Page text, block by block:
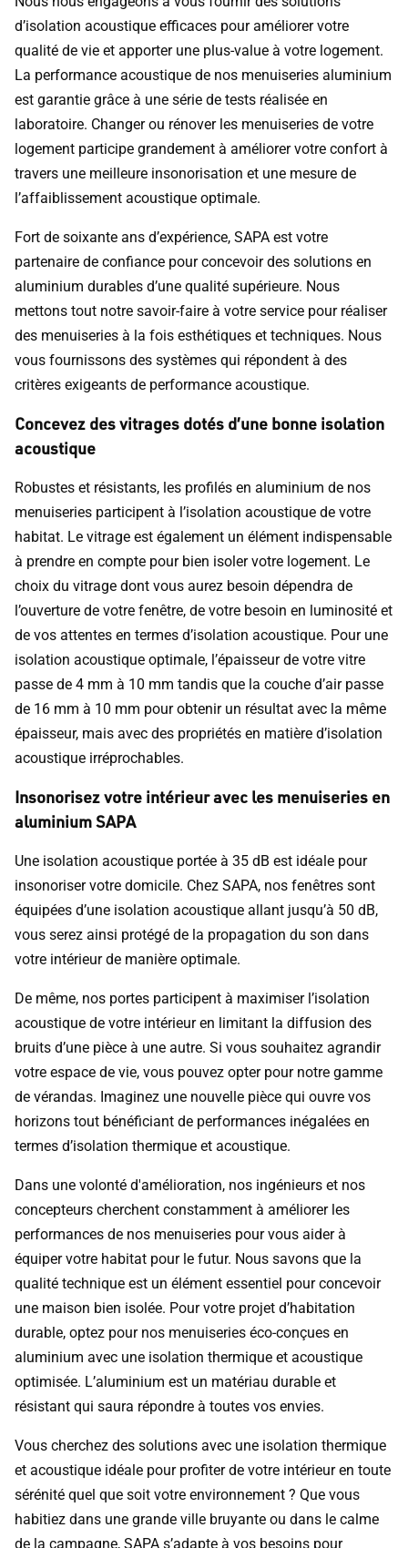
d’isolation acoustique efficaces pour améliorer votre
qualité de vie et apporter une plus-value à votre logement.
La performance acoustique de nos menuiseries aluminium
est garantie grâce à une série de tests réalisée en
laboratoire. Changer ou rénover les menuiseries de votre
logement participe grandement à améliorer votre confort à
travers une meilleure insonorisation et une mesure de
l’affaiblissement acoustique optimale.
Fort de soixante ans d’expérience, SAPA est votre
partenaire de confiance pour concevoir des solutions en
aluminium durables d’une qualité supérieure. Nous
mettons tout notre savoir-faire à votre service pour réaliser
des menuiseries à la fois esthétiques et techniques. Nous
vous fournissons des systèmes qui répondent à des
critères exigeants de performance acoustique.
Concevez des vitrages dotés d’une bonne isolation
acoustique
Robustes et résistants, les profilés en aluminium de nos
menuiseries participent à l’isolation acoustique de votre
habitat. Le vitrage est également un élément indispensable
à prendre en compte pour bien isoler votre logement. Le
choix du vitrage dont vous aurez besoin dépendra de
l’ouverture de votre fenêtre, de votre besoin en luminosité et
de vos attentes en termes d’isolation acoustique. Pour une
isolation acoustique optimale, l’épaisseur de votre vitre
passe de 4 mm à 10 mm tandis que la couche d’air passe
de 16 mm à 10 mm pour obtenir un résultat avec la même
épaisseur, mais avec des propriétés en matière d’isolation
acoustique irréprochables.
Insonorisez votre intérieur avec les menuiseries en
aluminium SAPA
Une isolation acoustique portée à 35 dB est idéale pour
insonoriser votre domicile. Chez SAPA, nos fenêtres sont
équipées d’une isolation acoustique allant jusqu’à 50 dB,
vous serez ainsi protégé de la propagation du son dans
votre intérieur de manière optimale.
De même, nos portes participent à maximiser l’isolation
acoustique de votre intérieur en limitant la diffusion des
bruits d’une pièce à une autre. Si vous souhaitez agrandir
votre espace de vie, vous pouvez opter pour notre gamme
de vérandas. Imaginez une nouvelle pièce qui ouvre vos
horizons tout bénéficiant de performances inégalées en
termes d’isolation thermique et acoustique.
Dans une volonté d'amélioration, nos ingénieurs et nos
concepteurs cherchent constamment à améliorer les
performances de nos menuiseries pour vous aider à
équiper votre habitat pour le futur. Nous savons que la
qualité technique est un élément essentiel pour concevoir
une maison bien isolée. Pour votre projet d’habitation
durable, optez pour nos menuiseries éco-conçues en
aluminium avec une isolation thermique et acoustique
optimisée. L’aluminium est un matériau durable et
résistant qui saura répondre à toutes vos envies.
Vous cherchez des solutions avec une isolation thermique
et acoustique idéale pour profiter de votre intérieur en toute
sérénité quel que soit votre environnement ? Que vous
habitiez dans une grande ville bruyante ou dans le calme
de la campagne, SAPA s’adapte à vos besoins pour